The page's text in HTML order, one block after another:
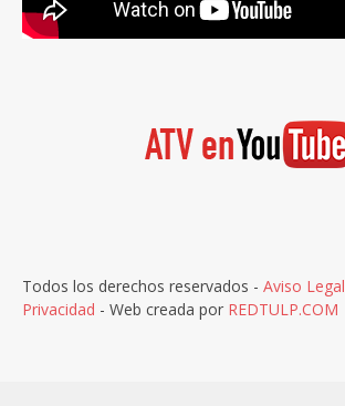
Todos los derechos reservados - Aviso Legal
Privacidad - Web creada por REDTULP.COM